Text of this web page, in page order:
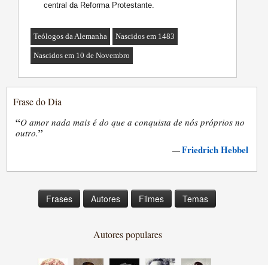
central da Reforma Protestante.
Teólogos da Alemanha Nascidos em 1483
Nascidos em 10 de Novembro
Frase do Dia
“O amor nada mais é do que a conquista de nós próprios no
outro.”
—Friedrich Hebbel
Frases Autores Filmes Temas
Autores populares